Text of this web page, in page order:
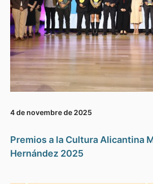
4 de novembre de 2025
Premios a la Cultura Alicantina
Hernández 2025